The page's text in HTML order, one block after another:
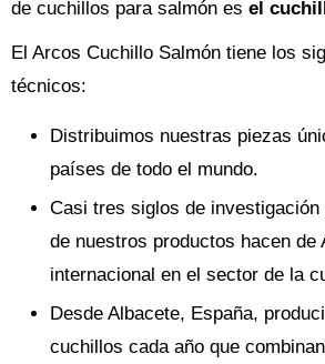
de cuchillos para salmón es el
El Arcos Cuchillo Salmón tiene los
técnicos:
Distribuimos nuestras piezas
países de todo el mundo.
Casi tres siglos de
de nuestros productos hacen de
internacional en el sector de la
Desde Albacete, España,
cuchillos cada año que